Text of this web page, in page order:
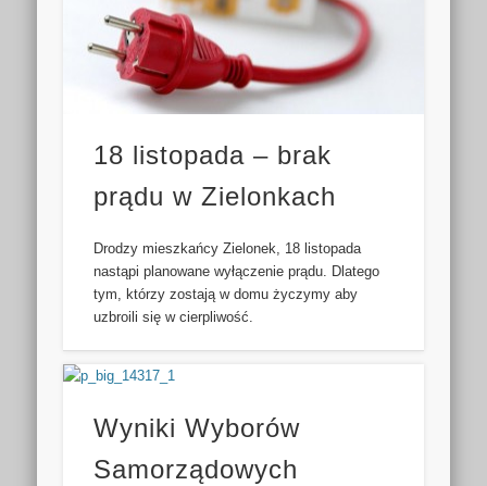
18 listopada – brak
prądu w Zielonkach
Drodzy mieszkańcy Zielonek, 18 listopada
nastąpi planowane wyłączenie prądu. Dlatego
tym, którzy zostają w domu życzymy aby
uzbroili się w cierpliwość.
Wyniki Wyborów
Samorządowych